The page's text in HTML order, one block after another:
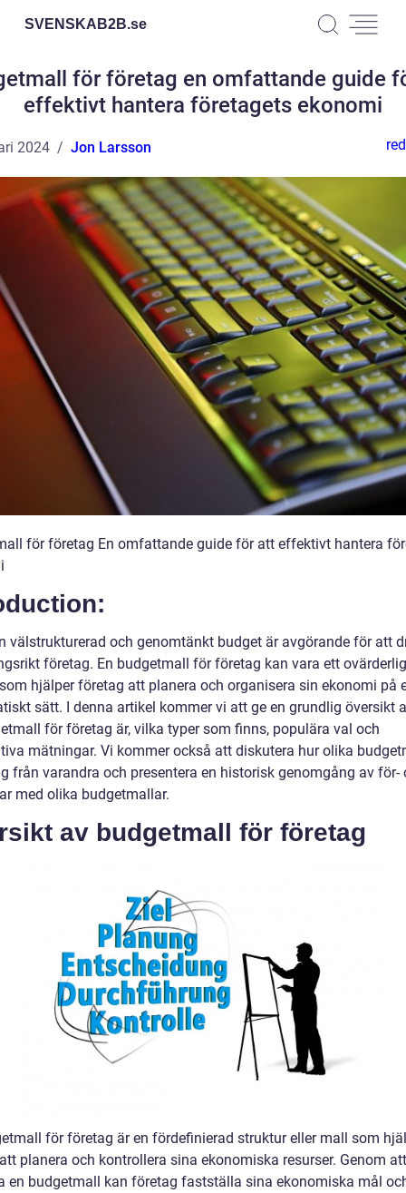
SVENSKAB2B.se
för företag en omfattande guide
effektivt hantera företagets ekonomi
2024 Jon Larsson
för företag En omfattande guide för att effektivt hantera
välstrukturerad och genomtänkt budget är avgörande för att
företag. En budgetmall för företag kan vara ett
hjälper företag att planera och organisera sin ekonomi på
sätt. I denna artikel kommer vi att ge en grundlig översikt
för företag är, vilka typer som finns, populära val och
mätningar. Vi kommer också att diskutera hur olika
från varandra och presentera en historisk genomgång av för-
med olika budgetmallar.
av budgetmall för företag
för företag är en fördefinierad struktur eller mall som
planera och kontrollera sina ekonomiska resurser. Genom att
en budgetmall kan företag fastställa sina ekonomiska mål